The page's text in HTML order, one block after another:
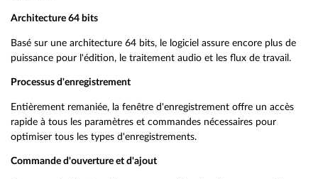
Architecture 64 bits
Basé sur une architecture 64 bits, le logiciel assure encore plus de
puissance pour l'édition, le traitement audio et les flux de travail.
Processus d'enregistrement
Entièrement remaniée, la fenêtre d'enregistrement offre un accès
rapide à tous les paramètres et commandes nécessaires pour
optimiser tous les types d'enregistrements.
Commande d'ouverture et d'ajout